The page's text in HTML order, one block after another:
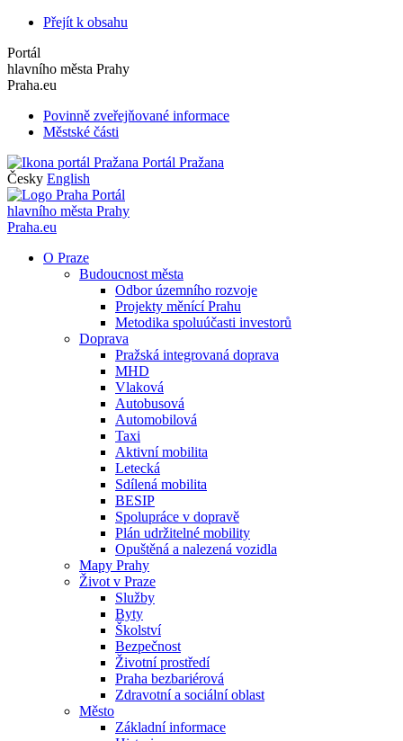
Přejít k obsahu
Portál
hlavního města Prahy
Praha.eu
Povinně zveřejňované informace
Městské části
Portál Pražana
Česky English
Portál
hlavního města Prahy
Praha.eu
O Praze
Budoucnost města
Odbor územního rozvoje
Projekty měnící Prahu
Metodika spoluúčasti investorů
Doprava
Pražská integrovaná doprava
MHD
Vlaková
Autobusová
Automobilová
Taxi
Aktivní mobilita
Letecká
Sdílená mobilita
BESIP
Spolupráce v dopravě
Plán udržitelné mobility
Opuštěná a nalezená vozidla
Mapy Prahy
Život v Praze
Služby
Byty
Školství
Bezpečnost
Životní prostředí
Praha bezbariérová
Zdravotní a sociální oblast
Město
Základní informace